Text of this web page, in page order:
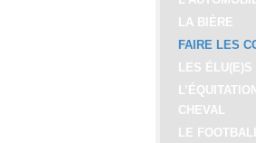
LA BIÈRE
FAIRE LES
LES ÉLU(E)S
CHEVAL
LE